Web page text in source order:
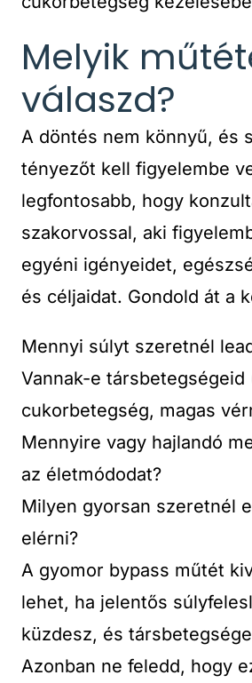
Melyik
válaszd?
A döntés nem könnyű, és
tényezőt kell figyelembe
legfontosabb, hogy
szakorvossal, aki
egyéni igényeidet,
és céljaidat. Gondold át a
Mennyi súlyt szeretnél
Vannak-e társbetegségeid
cukorbetegség, magas
Mennyire vagy hajlandó
az életmódodat?
Milyen gyorsan szeretnél
elérni?
A gyomor bypass műtét
lehet, ha jelentős
küzdesz, és
Azonban ne feledd, hogy